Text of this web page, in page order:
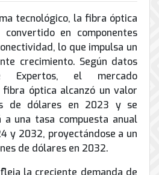
tecnológico, la fibra óptica
en componentes
lo que impulsa un
crecimiento. Según datos
el mercado
fibra óptica alcanzó un valor
de dólares en 2023 y se
a una tasa compuesta anual
y 2032, proyectándose a un
de dólares en 2032.
la creciente demanda de